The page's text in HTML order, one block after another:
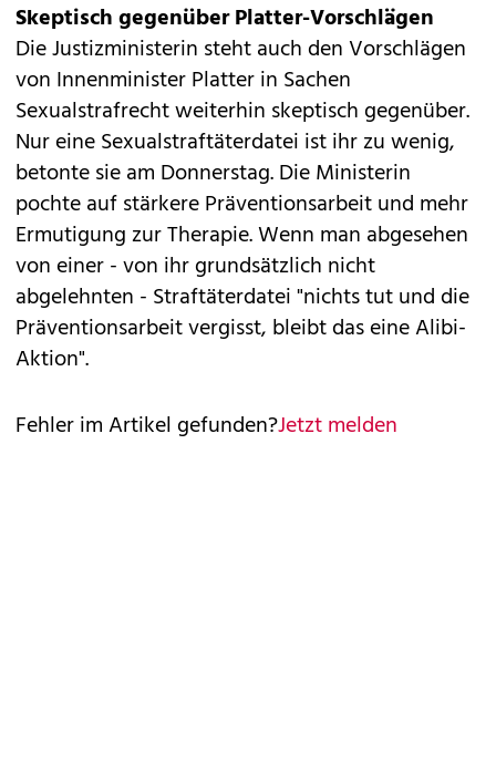
Skeptisch gegenüber Platter-Vorschlägen
Die Justizministerin steht auch den Vorschlägen
von Innenminister Platter in Sachen
Sexualstrafrecht weiterhin skeptisch gegenüber.
Nur eine Sexualstraftäterdatei ist ihr zu wenig,
betonte sie am Donnerstag. Die Ministerin
pochte auf stärkere Präventionsarbeit und mehr
Ermutigung zur Therapie. Wenn man abgesehen
von einer - von ihr grundsätzlich nicht
abgelehnten - Straftäterdatei "nichts tut und die
Präventionsarbeit vergisst, bleibt das eine Alibi-
Aktion".
Fehler im Artikel gefunden?Jetzt melden